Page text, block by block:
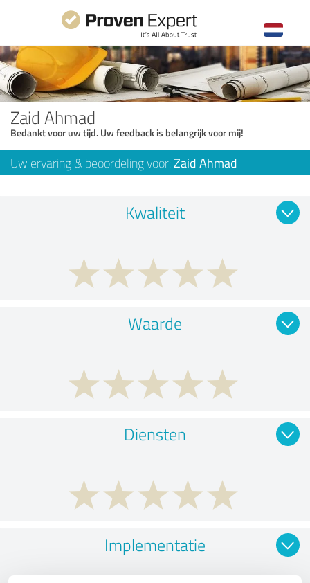
Zaid Ahmad
Bedankt voor uw tijd. Uw feedback is belangrijk voor mij!
Uw ervaring & beoordeling voor: Zaid Ahmad
Kwaliteit
Waarde
Diensten
Implementatie